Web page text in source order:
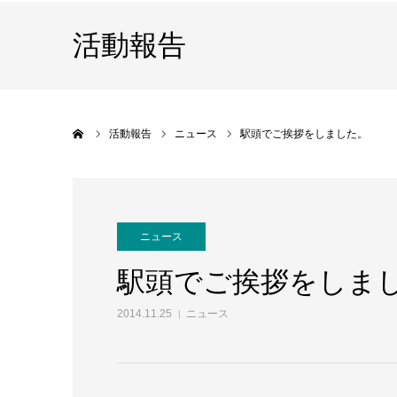
活動報告
活動報告 ニュース 駅頭でご挨拶をしました。
ニュース
駅頭でご挨拶をしま
2014.11.25 ニュース